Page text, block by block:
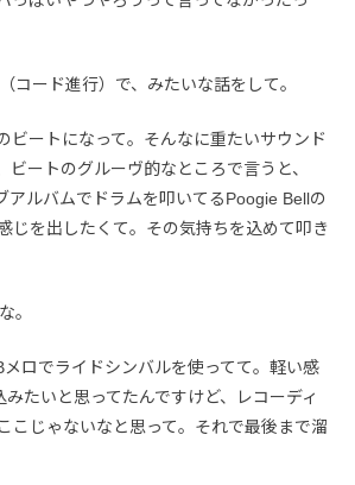
コード進行）で、みたいな話をして。
ビートになって。そんなに重たいサウンド
ビートのグルーヴ的なところで言うと、
アルバムでドラムを叩いてるPoogie Bellの
じを出したくて。その気持ちを込めて叩き
。
メロでライドシンバルを使ってて。軽い感
みたいと思ってたんですけど、レコーディ
こじゃないなと思って。それで最後まで溜